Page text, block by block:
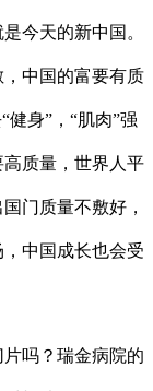
今天的新中国。
中国的富要有质
健身”，“肌肉”强
质量，世界人平
门质量不敷好，
中国成长也会受
吗？瑞金病院的